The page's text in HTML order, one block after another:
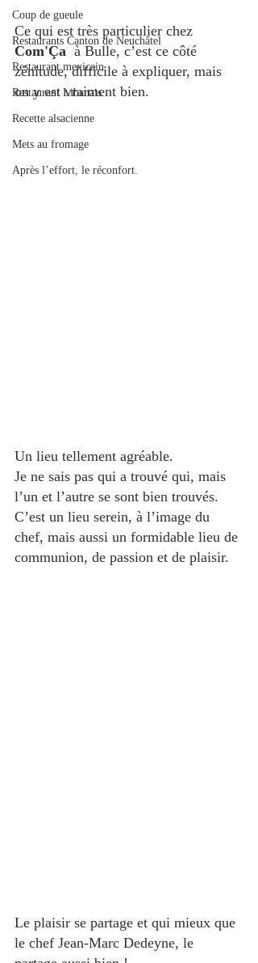
Coup de gueule
Restaurants Canton de Neuchâtel
Restaurant mexicain
Restaurant Libanais
Recette alsacienne
Mets au fromage
Après l’effort, le réconfort.
Ce qui est très particulier chez
Com'Ça
  à Bulle, c’est ce côté
zénitude, difficile à expliquer, mais
on y est vraiment bien.
Un lieu tellement agréable.
Je ne sais pas qui a trouvé qui, mais
l’un et l’autre se sont bien trouvés.
C’est un lieu serein, à l’image du
chef, mais aussi un formidable lieu de
communion, de passion et de plaisir.
Le plaisir se partage et qui mieux que
le chef Jean-Marc Dedeyne, le